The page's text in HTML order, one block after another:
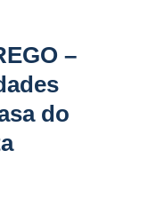
–
do